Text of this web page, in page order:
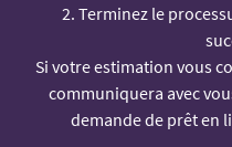
2. Terminez le
Si votre estimation vous
communiquera avec
demande de prêt en